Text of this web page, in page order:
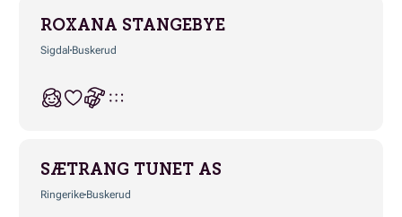
ROXANA STANGEBYE
SigdalBuskerud
SÆTRANG TUNET AS
RingerikeBuskerud